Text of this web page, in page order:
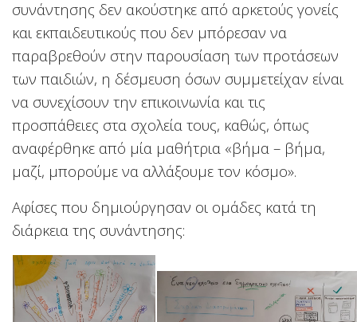
συνάντησης δεν ακούστηκε από αρκετούς γονείς
και εκπαιδευτικούς που δεν μπόρεσαν να
παραβρεθούν στην παρουσίαση των προτάσεων
των παιδιών, η δέσμευση όσων συμμετείχαν είναι
να συνεχίσουν την επικοινωνία και τις
προσπάθειες στα σχολεία τους, καθώς, όπως
αναφέρθηκε από μία μαθήτρια «βήμα – βήμα,
μαζί, μπορούμε να αλλάξουμε τον κόσμο».
Aφίσες που δημιούργησαν οι ομάδες κατά τη
διάρκεια της συνάντησης: